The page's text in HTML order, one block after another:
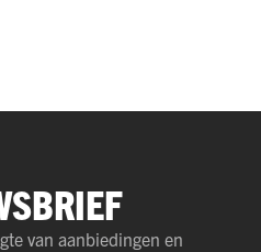
van aanbiedingen en